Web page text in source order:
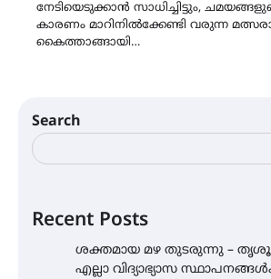
നേടിയെടുക്കാൻ സാധിച്ചിട്ടും,
കാരണം മാറിനിൽക്കേണ്ടി വരുന്ന
കൈത്താങ്ങായി…
Search
Recent Posts
ശക്തമായ മഴ തുടരുന്നു – തൃശൂർ
എല്ലാ വിദ്യാഭ്യാസ